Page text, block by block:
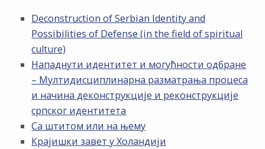
Deconstruction of Serbian Identity and
Possibilities of Defense (in the field of spiritual
culture)
Нападнути идентитет и могућности одбране
– Мултидисциплинарна разматрања процеса
и начина деконструкције и реконструкције
српског идентитета
Са штитом или на њему
Крајишки завет у Холандији